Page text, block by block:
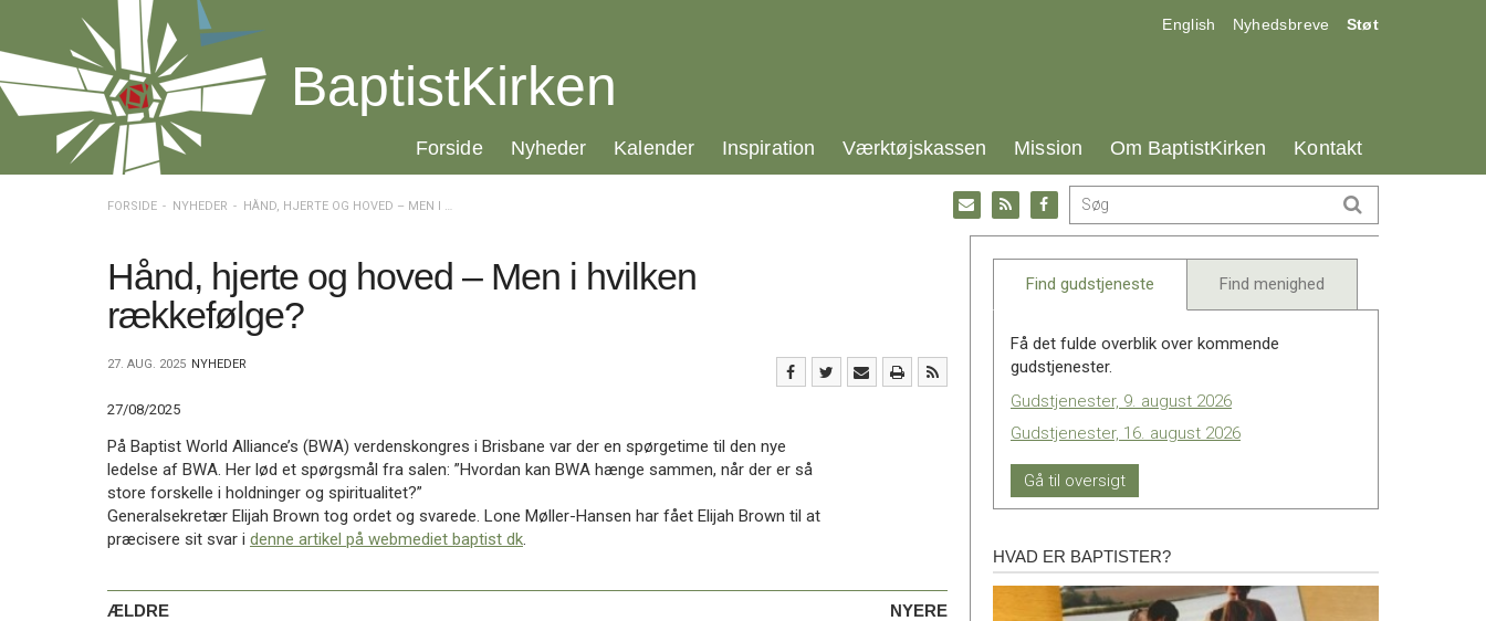
over
og
gå
Vend
tilbage
Inspiration
Værktøjskassen
BaptistKirken
Inspiration
Værktøjskassen
17.0:
English 18.0:
Nyhedsbreve 19.0:
Støt
BaptistKirken
20.0:
Forside 21.0:
Nyheder 22.0:
Kalender 23.0:
Inspiration 24.0:
Værktøjskassen 25.0:
Mission 26.0:
Om BaptistKirken 27.0:
Kontakt
FORSIDE NYHEDER HÅND, HJERTE OG HOVED – MEN I HVILKEN RÆKKEFØLGE?
Gå
til:
Facebook
Gå
til:
RSS
feed
Gå
til:
Email
Hånd, hjerte og hoved – Men i hvilken
rækkefølge?
27. AUG. 2025 NYHEDER
27/08/2025
På Baptist World Alliance’s (BWA) verdenskongres i Brisbane var der en spørgetime til den nye
ledelse af BWA. Her lød et spørgsmål fra salen: ”Hvordan kan BWA hænge sammen, når der er så
store forskelle i holdninger og spiritualitet?”
Generalsekretær Elijah Brown tog ordet og svarede. Lone Møller-Hansen har fået Elijah Brown til at
præcisere sit svar i denne artikel på webmediet baptist dk.
ÆLDRE NYERE
Find gudstjeneste Find menighed
Få det fulde overblik over kommende
gudstjenester.
Gudstjenester, 9. august 2026
Gudstjenester, 16. august 2026
Gå til oversigt
Hvad
er
baptister?
HVAD ER BAPTISTER?